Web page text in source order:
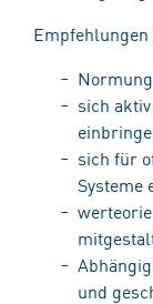
sich
sich für
Systeme
und